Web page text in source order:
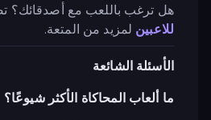
هل ترغب باللعب مع أصدقائك؟
للاعبين لمزيد من المتعة.
الأسئلة الشائعة
ما ألعاب المحاكاة الأكثر شيوعًا؟